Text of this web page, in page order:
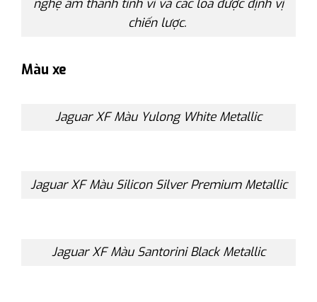
nghệ âm thanh tinh vi và các loa được định vị
chiến lược.
Màu xe
Jaguar XF Màu Yulong White Metallic
Jaguar XF Màu Silicon Silver Premium Metallic
Jaguar XF Màu Santorini Black Metallic